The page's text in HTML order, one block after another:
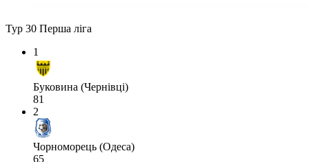
Тур 30 Перша ліга
1
Буковина (Чернівці)
81
2
Чорноморець (Одеса)
65